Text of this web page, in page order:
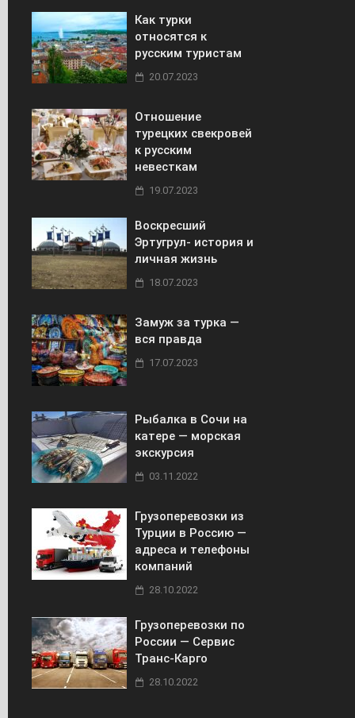
Как турки
относятся к
русским туристам
20.07.2023
Отношение
турецких свекровей
к русским
невесткам
19.07.2023
Воскресший
Эртугрул- история и
личная жизнь
18.07.2023
Замуж за турка —
вся правда
17.07.2023
Рыбалка в Сочи на
катере — морская
экскурсия
03.11.2022
Грузоперевозки из
Турции в Россию —
адреса и телефоны
компаний
28.10.2022
Грузоперевозки по
России — Сервис
Транс-Карго
28.10.2022